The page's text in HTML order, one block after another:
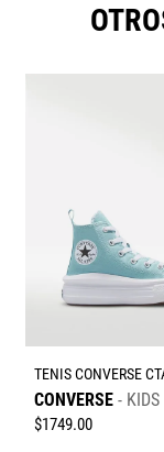
TENIS CONVERSE
CONVERSE KIDS
$1749.00